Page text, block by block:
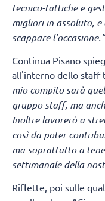
tecnico-tattiche e
migliori in assoluto,
scappare l’occasione.”
Continua Pisano
all'interno dello staff
mio compito sarà
gruppo staff, ma
Inoltre lavorerò a
così da poter
ma soprattutto a
settimanale della
Riflette, poi sulle